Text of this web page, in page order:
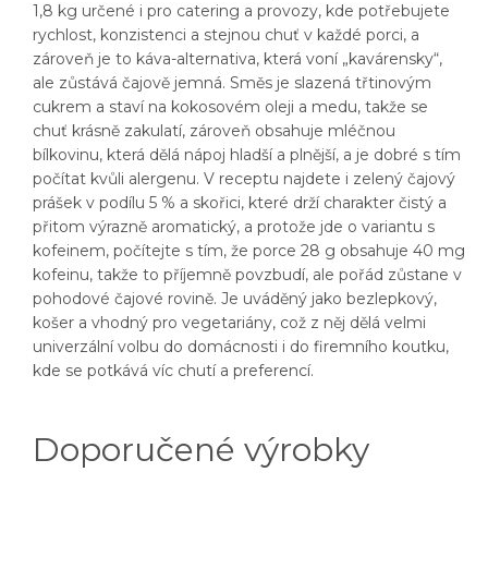
1,8 kg určené i pro catering a provozy, kde potřebujete
rychlost, konzistenci a stejnou chuť v každé porci, a
zároveň je to káva-alternativa, která voní „kavárensky“,
ale zůstává čajově jemná. Směs je slazená třtinovým
cukrem a staví na kokosovém oleji a medu, takže se
chuť krásně zakulatí, zároveň obsahuje mléčnou
bílkovinu, která dělá nápoj hladší a plnější, a je dobré s tím
počítat kvůli alergenu. V receptu najdete i zelený čajový
prášek v podílu 5 % a skořici, které drží charakter čistý a
přitom výrazně aromatický, a protože jde o variantu s
kofeinem, počítejte s tím, že porce 28 g obsahuje 40 mg
kofeinu, takže to příjemně povzbudí, ale pořád zůstane v
pohodové čajové rovině. Je uváděný jako bezlepkový,
košer a vhodný pro vegetariány, což z něj dělá velmi
univerzální volbu do domácnosti i do firemního koutku,
kde se potkává víc chutí a preferencí.
Doporučené výrobky